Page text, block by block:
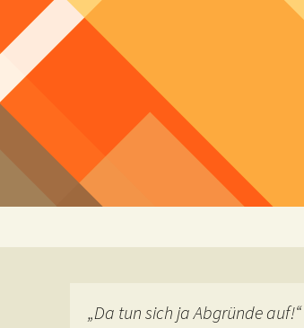
„Da tun sich ja Abgründe auf!“